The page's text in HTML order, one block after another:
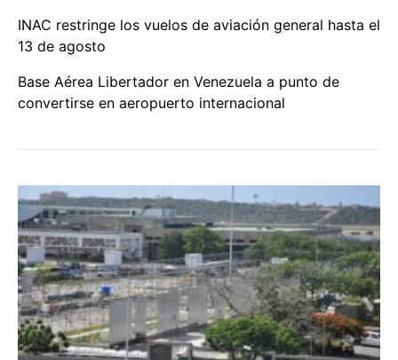
INAC restringe los vuelos de aviación general hasta el
13 de agosto
Base Aérea Libertador en Venezuela a punto de
convertirse en aeropuerto internacional